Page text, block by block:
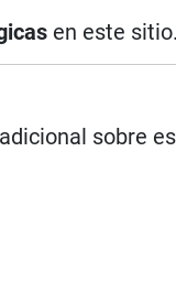
en este sitio.
sobre